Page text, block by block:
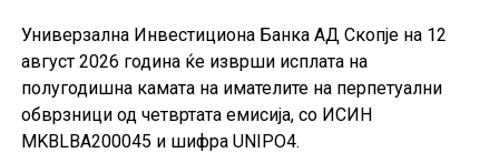
Универзална Инвестициона Банка АД Скопје на 12
август 2026 година ќе изврши исплата на
полугодишна камата на имателите на перпетуални
обврзници од четвртата емисија, со ИСИН
MKBLBA200045 и шифра UNIPO4.